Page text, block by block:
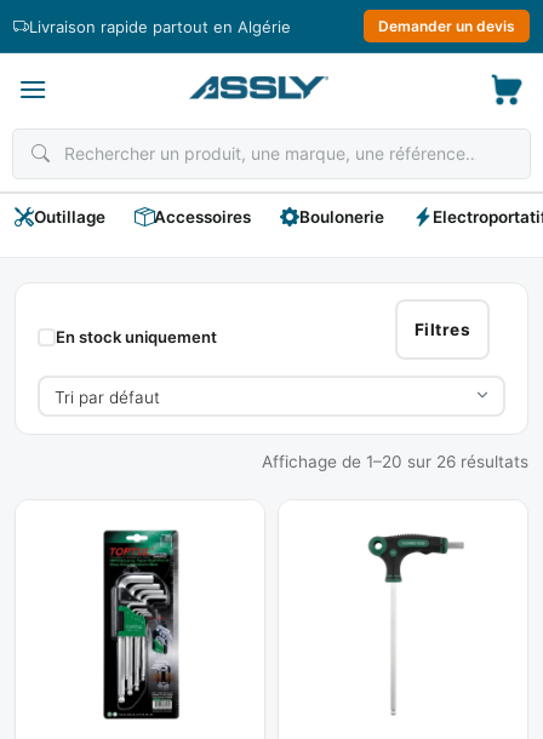
Livraison rapide partout en Algérie Demander un devis
Outillage Accessoires Boulonerie
Clés
Male
Filtres
En stock uniquement
Affichage de 1–20 sur 26 résultats